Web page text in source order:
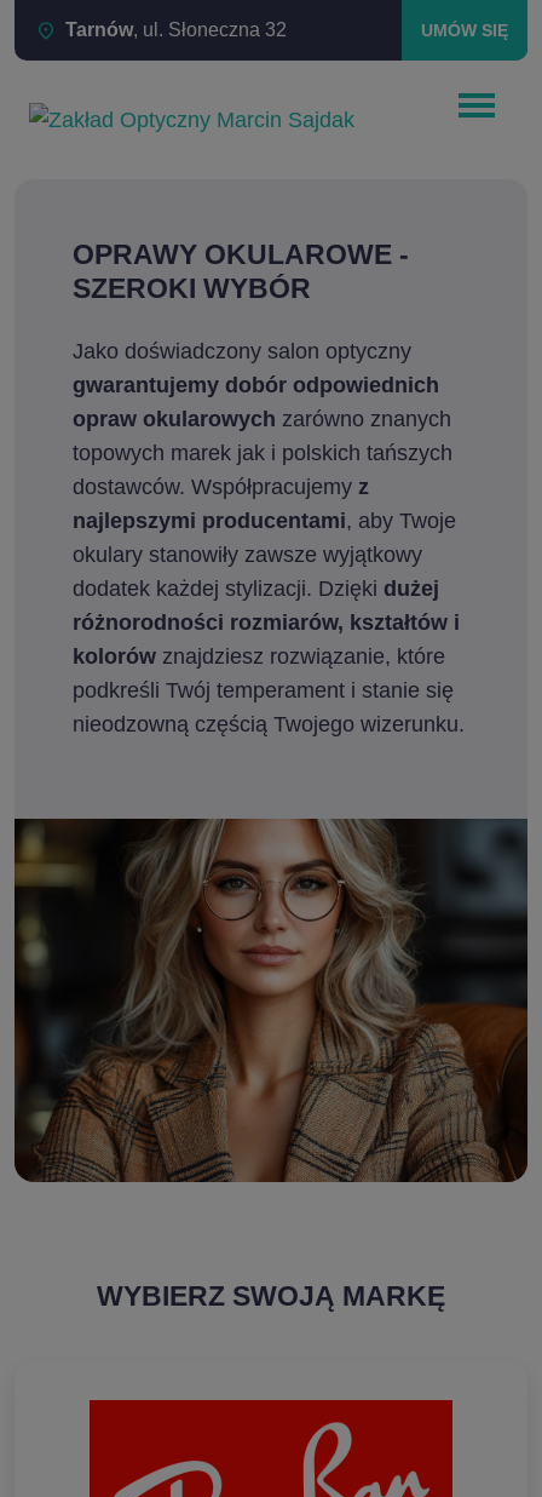
Tarnów, ul. Słoneczna 32 UMÓW SIĘ
OPRAWY OKULAROWE -
SZEROKI WYBÓR
Jako doświadczony salon optyczny
gwarantujemy dobór odpowiednich
opraw okularowych zarówno znanych
topowych marek jak i polskich tańszych
dostawców. Współpracujemy z
najlepszymi producentami, aby Twoje
okulary stanowiły zawsze wyjątkowy
dodatek każdej stylizacji. Dzięki dużej
różnorodności rozmiarów, kształtów i
kolorów znajdziesz rozwiązanie, które
podkreśli Twój temperament i stanie się
nieodzowną częścią Twojego wizerunku.
WYBIERZ SWOJĄ MARKĘ